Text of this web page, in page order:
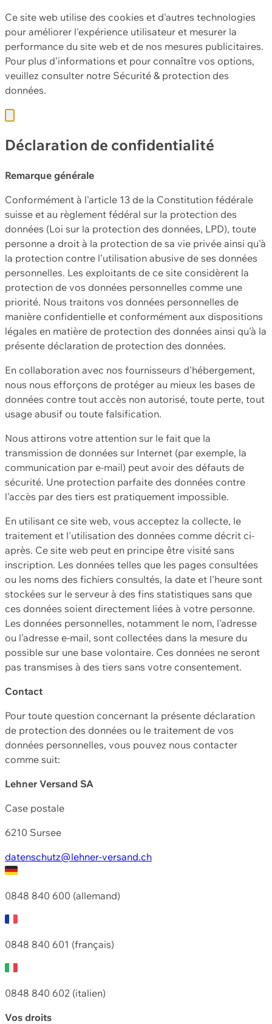
Ce site web utilise des cookies et d'autres technologies
pour améliorer l'expérience utilisateur et mesurer la
performance du site web et de nos mesures publicitaires.
Pour plus d'informations et pour connaître vos options,
veuillez consulter notre Sécurité & protection des
données.
Déclaration de confidentialité
Remarque générale
Conformément à l'article 13 de la Constitution fédérale
suisse et au règlement fédéral sur la protection des
données (Loi sur la protection des données, LPD), toute
personne a droit à la protection de sa vie privée ainsi qu'à
la protection contre l'utilisation abusive de ses données
personnelles. Les exploitants de ce site considèrent la
protection de vos données personnelles comme une
priorité. Nous traitons vos données personnelles de
manière confidentielle et conformément aux dispositions
légales en matière de protection des données ainsi qu'à la
présente déclaration de protection des données.
En collaboration avec nos fournisseurs d'hébergement,
nous nous efforçons de protéger au mieux les bases de
données contre tout accès non autorisé, toute perte, tout
usage abusif ou toute falsification.
Nous attirons votre attention sur le fait que la
transmission de données sur Internet (par exemple, la
communication par e-mail) peut avoir des défauts de
sécurité. Une protection parfaite des données contre
l'accès par des tiers est pratiquement impossible.
En utilisant ce site web, vous acceptez la collecte, le
traitement et l'utilisation des données comme décrit ci-
après. Ce site web peut en principe être visité sans
inscription. Les données telles que les pages consultées
ou les noms des fichiers consultés, la date et l'heure sont
stockées sur le serveur à des fins statistiques sans que
ces données soient directement liées à votre personne.
Les données personnelles, notamment le nom, l'adresse
ou l'adresse e-mail, sont collectées dans la mesure du
possible sur une base volontaire. Ces données ne seront
pas transmises à des tiers sans votre consentement.
Contact
Pour toute question concernant la présente déclaration
de protection des données ou le traitement de vos
données personnelles, vous pouvez nous contacter
comme suit:
Lehner Versand SA
Case postale
6210 Sursee
datenschutz@lehner-versand.ch
0848 840 600 (allemand)
0848 840 601 (français)
0848 840 602 (italien)
Vos droits